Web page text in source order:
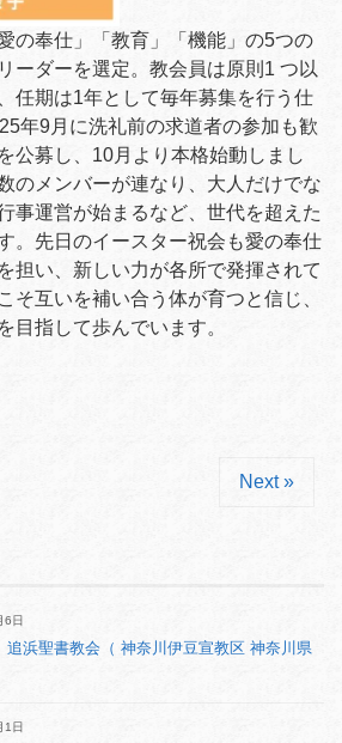
の奉仕」「教育」「機能」の5つの
ーダーを選定。教会員は原則1 つ以
任期は1年として毎年募集を行う仕
年9月に洗礼前の求道者の参加も歓
公募し、10月より本格始動しまし
のメンバーが連なり、大人だけでな
事運営が始まるなど、世代を超えた
。先日のイースター祝会も愛の奉仕
担い、新しい力が各所で発揮されて
そ互いを補い合う体が育つと信じ、
目指して歩んでいます。
Next »
6日
浜聖書教会（ 神奈川伊豆宣教区 神奈川県
1日